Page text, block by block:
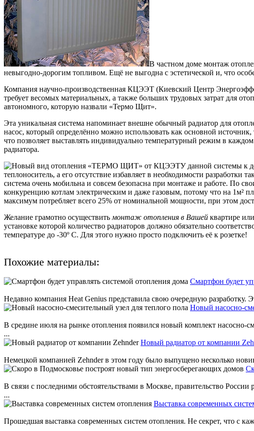
В частном доме монтаж
невыгодно-дорогим топливом. Ещё не выгодна с эстетической и, что
Компания научно-производственная КЦЭЭТ (Киевский Центр
требует весомых материальных, а также больших трудовых затрат для
автономного, которую назвали «Термо Щит».
Эта уникальная система напоминает внешне обычный радиатор для
насос, который определённо можно использовать как основной
что позволяет выставлять индивидуально температурный режим в
радиатора.
У данной системы к
теплоноситель, а его отсутствие избавляет в необходимости
система очень мобильна и совсем безопасна при монтаже и работе. По
конкуренцию котлам электрическим и даже газовым, потому что на 1м²
максимум потребляет всего 25% от номинальной мощности, при этом
Желание грамотно осуществить монтаж отопления в Вашей квартире
установке которой количество радиаторов должно обязательно
температуре до -30º C. Для этого нужно просто подключить её к розетке!
Похожие материалы:
Смартфон будет
Недавно компания Heat Genius представила свою очередную разработку.
Новый насосно-
В средине июля на рынке отопления появился новый комплект насосно-
...
Новый радиатор от компании
Немецкой компанией Zehnder в этом году было выпущено несколько
В связи с последними обстоятельствами в Москве, правительство
...
Выставка современных
Прошедшая выставка современных систем отопления. Не секрет, что с